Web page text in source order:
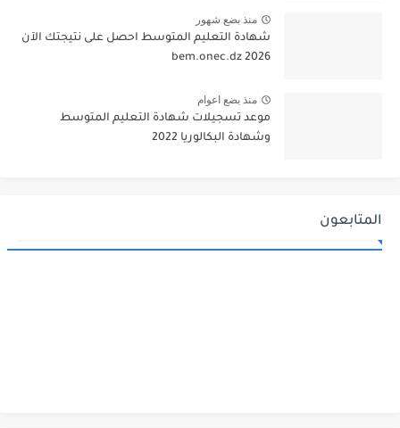
منذ بضع شهور
شهادة التعليم المتوسط احصل على نتيجتك الآن
bem.onec.dz 2026
منذ بضع اعوام
موعد تسجيلات شهادة التعليم المتوسط
وشهادة البكالوريا 2022
المتابعون